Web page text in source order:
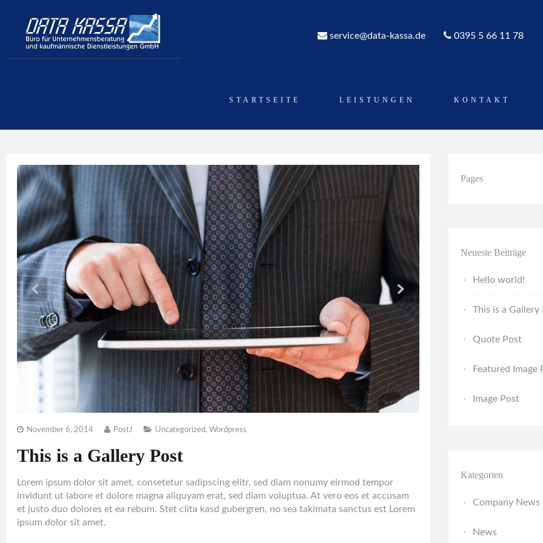
service@data-kassa.de 0395 5 66 11 78
STARTSEITE LEISTUNGEN KONTAKT
November 6, 2014 PostJ Uncategorized, Wordpress
This is a Gallery Post
Lorem ipsum dolor sit amet, consetetur sadipscing elitr, sed diam nonumy eirmod tempor
invidunt ut labore et dolore magna aliquyam erat, sed diam voluptua. At vero eos et accusam
et justo duo dolores et ea rebum. Stet clita kasd gubergren, no sea takimata sanctus est Lorem
ipsum dolor sit amet.
Pages
Neueste Beiträge
Hello world!
This is a Gallery
Quote Post
Featured Image
Image Post
Kategorien
Company News
News